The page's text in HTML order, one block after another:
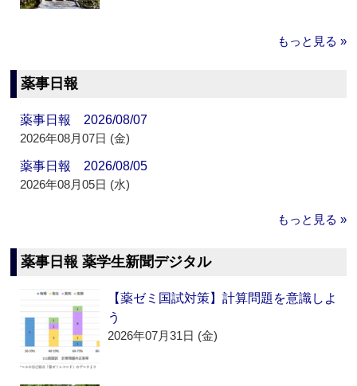
もっと見る »
薬事日報
薬事日報 2026/08/07
2026年08月07日 (金)
薬事日報 2026/08/05
2026年08月05日 (水)
もっと見る »
薬事日報 薬学生新聞デジタル
【薬ゼミ国試対策】計算問題を意識しよ
う
2026年07月31日 (金)